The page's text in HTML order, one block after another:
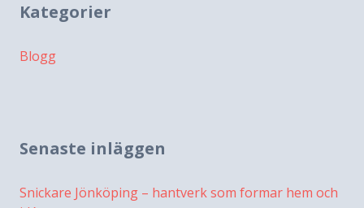
Kategorier
Blogg
Senaste inläggen
Snickare Jönköping – hantverk som formar hem och